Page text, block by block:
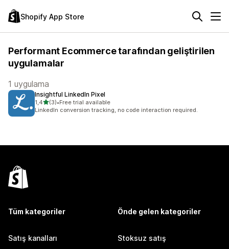
Shopify App Store
Performant Ecommerce tarafından geliştirilen
uygulamalar
1 uygulama
Insightful LinkedIn Pixel
1,45 yıldız üzerinden
(3)
toplam 3 değerlendirme
•Free trial available
LinkedIn conversion tracking, no code interaction required.
Tüm kategoriler
Satış kanalları
Önde gelen kategoriler
Stoksuz satış